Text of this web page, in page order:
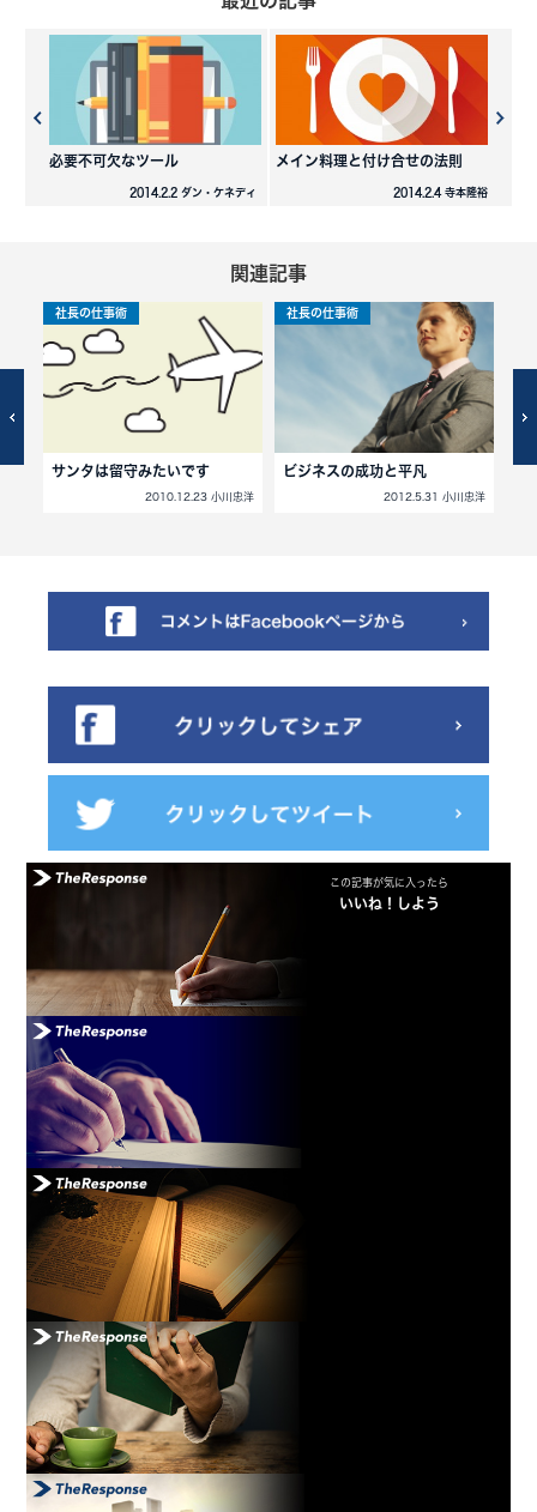
必要不可欠なツール
2014.2.2 ダン・ケネディ
メイン料理と付け合せの法則
2014.2.4 寺本隆裕
関連記事
社長の仕事術
サンタは留守みたいです
2010.12.23 小川忠洋
社長の仕事術
ビジネスの成功と平凡
2012.5.31 小川忠洋
この記事が気に入ったら
いいね！しよう